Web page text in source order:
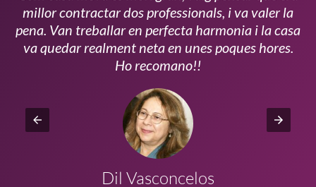
millor contractar dos professionals, i va valer la
pena. Van treballar en perfecta harmonia i la casa
va quedar realment neta en unes poques hores.
Ho recomano!!
Dil Vasconcelos